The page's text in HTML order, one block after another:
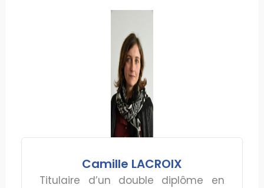
Camille LACROIX
Titulaire d’un double diplôme en